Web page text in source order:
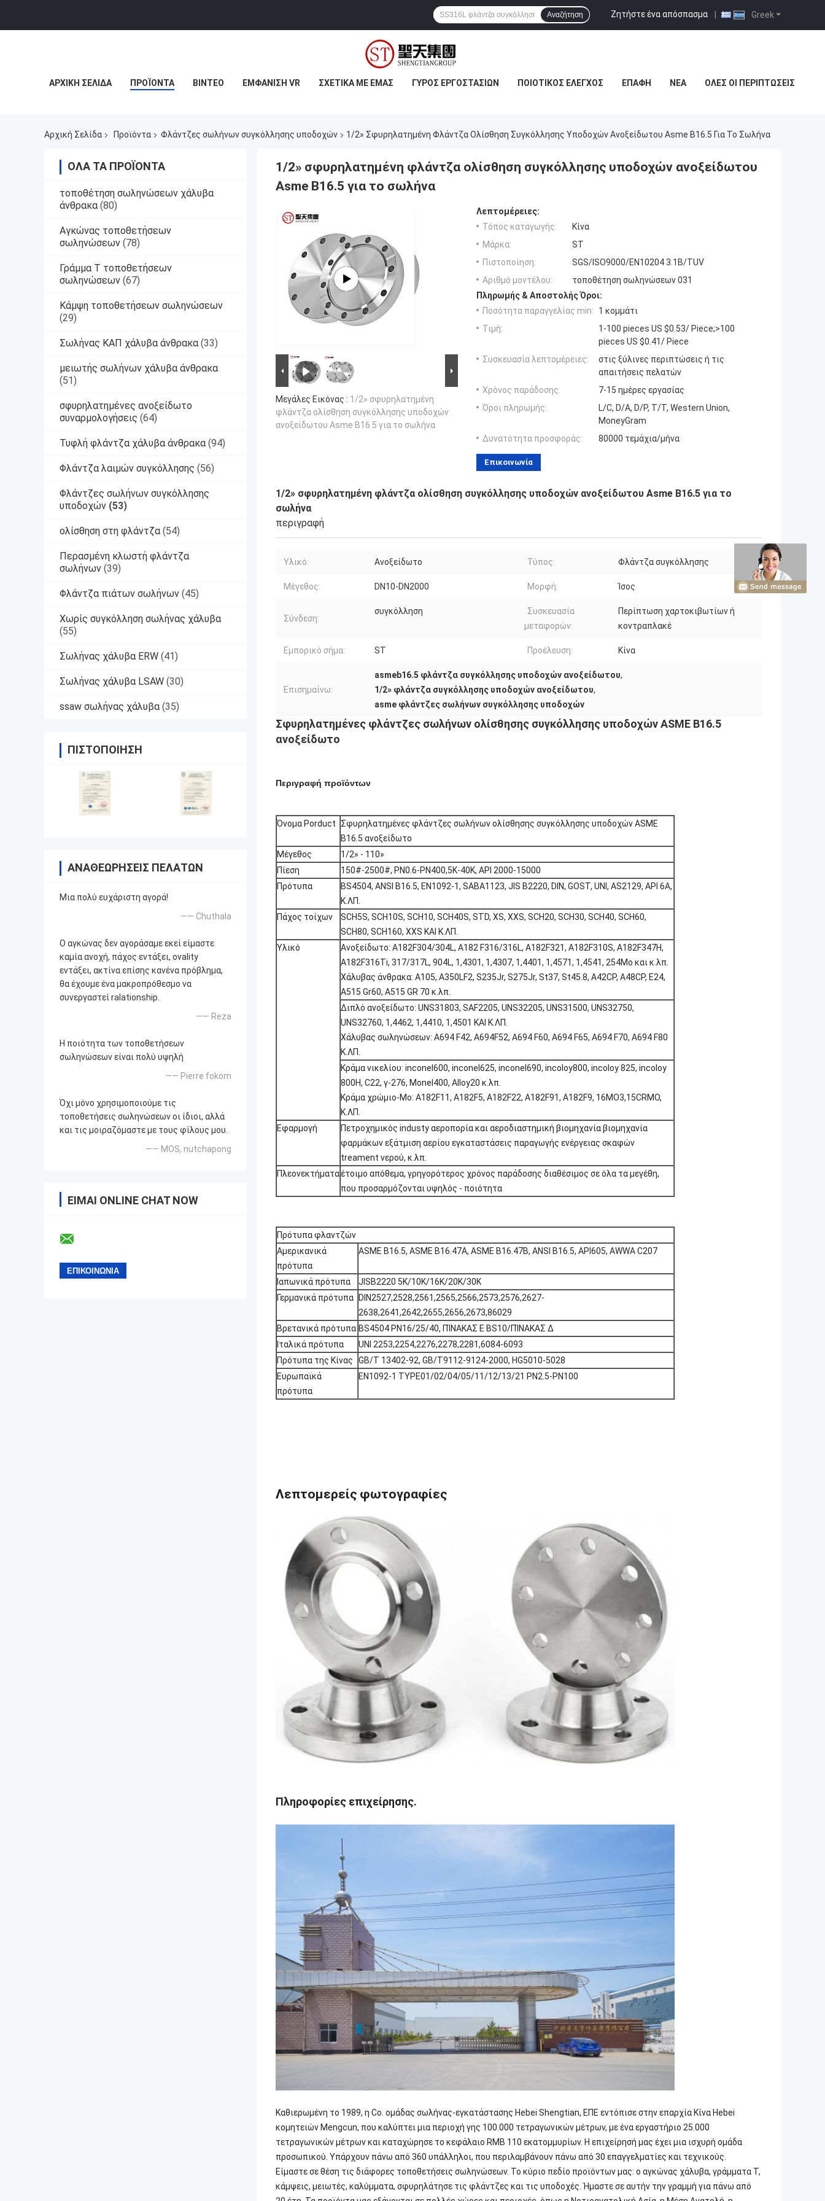
Greek
Ζητήστε ένα απόσπασμα |
Αναζήτηση
ΑΡΧΙΚΉ ΣΕΛΊΔΑ ΠΡΟΪΌΝΤΑ ΒΊΝΤΕΟ ΕΜΦΆΝΙΣΗ VR ΣΧΕΤΙΚΆ ΜΕ ΕΜΆΣ ΓΎΡΟΣ ΕΡΓΟΣΤΑΣΊΩΝ ΠΟΙΟΤΙΚΌΣ ΈΛΕΓΧΟΣ ΕΠΑΦΉ ΝΈΑ ΌΛΕΣ ΟΙ ΠΕΡΙΠΤΏΣΕΙΣ
Αρχική Σελίδα Προϊόντα Φλάντζες σωλήνων συγκόλλησης υποδοχών 1/2» Σφυρηλατημένη Φλάντζα Ολίσθηση Συγκόλλησης Υποδοχών Ανοξείδωτου Asme B16.5 Για Το Σωλήνα
ΌΛΑ ΤΑ ΠΡΟΪΌΝΤΑ
τοποθέτηση σωληνώσεων χάλυβα
άνθρακα (80)
Αγκώνας τοποθετήσεων
σωληνώσεων (78)
Γράμμα Τ τοποθετήσεων
σωληνώσεων (67)
Κάμψη τοποθετήσεων σωληνώσεων
(29)
Σωλήνας ΚΑΠ χάλυβα άνθρακα (33)
μειωτής σωλήνων χάλυβα άνθρακα
(51)
σφυρηλατημένες ανοξείδωτο
συναρμολογήσεις (64)
Τυφλή φλάντζα χάλυβα άνθρακα (94)
Φλάντζα λαιμών συγκόλλησης (56)
Φλάντζες σωλήνων συγκόλλησης
υποδοχών (53)
ολίσθηση στη φλάντζα (54)
Περασμένη κλωστή φλάντζα
σωλήνων (39)
Φλάντζα πιάτων σωλήνων (45)
Χωρίς συγκόλληση σωλήνας χάλυβα
(55)
Σωλήνας χάλυβα ERW (41)
Σωλήνας χάλυβα LSAW (30)
ssaw σωλήνας χάλυβα (35)
ΠΙΣΤΟΠΟΊΗΣΗ
ΑΝΑΘΕΩΡΉΣΕΙΣ ΠΕΛΑΤΏΝ
Μια πολύ ευχάριστη αγορά!
—— Chuthala
Ο αγκώνας δεν αγοράσαμε εκεί είμαστε
καμία ανοχή, πάχος εντάξει, ovality
εντάξει, ακτίνα επίσης κανένα πρόβλημα,
θα έχουμε ένα μακροπρόθεσμο να
συνεργαστεί ralationship.
—— Reza
Η ποιότητα των τοποθετήσεων
σωληνώσεων είναι πολύ υψηλή
—— Pierre fokom
Όχι μόνο χρησιμοποιούμε τις
τοποθετήσεις σωληνώσεων οι ίδιοι, αλλά
και τις μοιραζόμαστε με τους φίλους μου.
—— MOS, nutchapong
ΕΊΜΑΙ ONLINE CHAT NOW
1/2» σφυρηλατημένη φλάντζα ολίσθηση συγκόλλησης υποδοχών ανοξείδωτου
Asme B16.5 για το σωλήνα
Μεγάλες Εικόνας : 1/2» σφυρηλατημένη
φλάντζα ολίσθηση συγκόλλησης υποδοχών
ανοξείδωτου Asme B16.5 για το σωλήνα
Λεπτομέρειες:
Τόπος καταγωγής:
Κίνα
Μάρκα:
ST
Πιστοποίηση:
SGS/ISO9000/EN10204 3.1B/TUV
Αριθμό μοντέλου:
τοποθέτηση σωληνώσεων 031
Πληρωμής & Αποστολής Όροι:
Ποσότητα παραγγελίας min:
1 κομμάτι
Τιμή:
1-100 pieces US $0.53/ Piece;>100
pieces US $0.41/ Piece
Συσκευασία λεπτομέρειες:
στις ξύλινες περιπτώσεις ή τις
απαιτήσεις πελατών
Χρόνος παράδοσης:
7-15 ημέρες εργασίας
Όροι πληρωμής:
L/C, D/A, D/P, T/T, Western Union,
MoneyGram
Δυνατότητα προσφοράς:
80000 τεμάχια/μήνα
Επικοινωνία
1/2» σφυρηλατημένη φλάντζα ολίσθηση συγκόλλησης υποδοχών ανοξείδωτου Asme B16.5 για το
σωλήνα
περιγραφή
Υλικό: Ανοξείδωτο Τύπος: Φλάντζα συγκόλλησης
Μέγεθος: DN10-DN2000 Μορφή: Ίσος
Σύνδεση:
συγκόλληση
Συσκευασία
μεταφορών:
Περίπτωση χαρτοκιβωτίων ή
κοντραπλακέ
Εμπορικό σήμα: ST Προέλευση: Κίνα
Επισημαίνω:
asmeb16.5 φλάντζα συγκόλλησης υποδοχών ανοξείδωτου,
1/2» φλάντζα συγκόλλησης υποδοχών ανοξείδωτου,
asme φλάντζες σωλήνων συγκόλλησης υποδοχών
Σφυρηλατημένες φλάντζες σωλήνων ολίσθησης συγκόλλησης υποδοχών ASME B16.5
ανοξείδωτο
Περιγραφή προϊόντων
Όνομα Porduct
Σφυρηλατημένες φλάντζες σωλήνων ολίσθησης συγκόλλησης υποδοχών ASME
B16.5 ανοξείδωτο
Μέγεθος
1/2» - 110»
Πίεση
150#-2500#, PN0.6-PN400,5K-40K, API 2000-15000
Πρότυπα
BS4504, ANSI B16.5, EN1092-1, SABA1123, JIS B2220, DIN, GOST, UNI, AS2129, API 6A,
Κ.ΛΠ.
Πάχος τοίχων
SCH5S, SCH10S, SCH10, SCH40S, STD, XS, XXS, SCH20, SCH30, SCH40, SCH60,
SCH80, SCH160, XXS ΚΑΙ Κ.ΛΠ.
Υλικό
Ανοξείδωτο: A182F304/304L, A182 F316/316L, A182F321, A182F310S, A182F347H,
A182F316Ti, 317/317L, 904L, 1,4301, 1,4307, 1,4401, 1,4571, 1,4541, 254Mo και κ.λπ.
Χάλυβας άνθρακα: A105, A350LF2, S235Jr, S275Jr, St37, St45.8, A42CP, A48CP, E24,
A515 Gr60, A515 GR 70 κ.λπ.
Διπλό ανοξείδωτο: UNS31803, SAF2205, UNS32205, UNS31500, UNS32750,
UNS32760, 1,4462, 1,4410, 1,4501 ΚΑΙ Κ.ΛΠ.
Χάλυβας σωληνώσεων: A694 F42, A694F52, A694 F60, A694 F65, A694 F70, A694 F80
Κ.ΛΠ.
Κράμα νικελίου: inconel600, inconel625, inconel690, incoloy800, incoloy 825, incoloy
800H, C22, γ-276, Monel400, Alloy20 κ.λπ.
Κράμα χρώμιο-Mo: A182F11, A182F5, A182F22, A182F91, A182F9, 16MO3,15CRMO,
Κ.ΛΠ.
Εφαρμογή
Πετροχημικός industy αεροπορία και αεροδιαστημική βιομηχανία βιομηχανία
φαρμάκων εξάτμιση αερίου εγκαταστάσεις παραγωγής ενέργειας σκαφών
treament νερού, κ.λπ.
Πλεονεκτήματαέτοιμο απόθεμα, γρηγορότερος χρόνος παράδοσης διαθέσιμος σε όλα τα μεγέθη,
που προσαρμόζονται υψηλός - ποιότητα
Πρότυπα φλαντζών
Αμερικανικά
πρότυπα
ASME B16.5, ASME B16.47A, ASME B16.47B, ANSI B16.5, API605, AWWA C207
Ιαπωνικά πρότυπα
JISB2220 5K/10K/16K/20K/30K
Γερμανικά πρότυπα
DIN2527,2528,2561,2565,2566,2573,2576,2627-
2638,2641,2642,2655,2656,2673,86029
Βρετανικά πρότυπα BS4504 PN16/25/40, ΠΊΝΑΚΑΣ Ε BS10/ΠΊΝΑΚΑΣ Δ
Ιταλικά πρότυπα
UNI 2253,2254,2276,2278,2281,6084-6093
Πρότυπα της Κίνας
GB/T 13402-92, GB/T9112-9124-2000, HG5010-5028
Ευρωπαϊκά
πρότυπα
EN1092-1 TYPE01/02/04/05/11/12/13/21 PN2.5-PN100
Λεπτομερείς φωτογραφίες
Πληροφορίες επιχείρησης.
Καθιερωμένη το 1989, η Co. ομάδας σωλήνας-εγκατάστασης Hebei Shengtian, ΕΠΕ εντόπισε στην επαρχία Κίνα Hebei
κομητειών Mengcun, που καλύπτει μια περιοχή γης 100.000 τετραγωνικών μέτρων, με ένα εργαστήριο 25.000
τετραγωνικών μέτρων και καταχώρησε το κεφάλαιο RMB 110 εκατομμυρίων. Η επιχείρησή μας έχει μια ισχυρή ομάδα
προσωπικού. Υπάρχουν πάνω από 360 υπάλληλοι, που περιλαμβάνουν πάνω από 30 επαγγελματίες και τεχνικούς.
Είμαστε σε θέση τις διάφορες τοποθετήσεις σωληνώσεων. Το κύριο πεδίο προϊόντων μας: ο αγκώνας χάλυβα, γράμματα Τ,
κάμψεις, μειωτές, καλύμματα, σφυρηλάτησε τις φλάντζες και τις υποδοχές. Ήμαστε σε αυτήν την γραμμή για πάνω από